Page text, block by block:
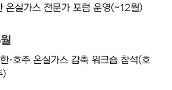
온실가스 전문가 포럼 운영(~12월)
한·호주 온실가스 감축 워크숍 참석(호
)